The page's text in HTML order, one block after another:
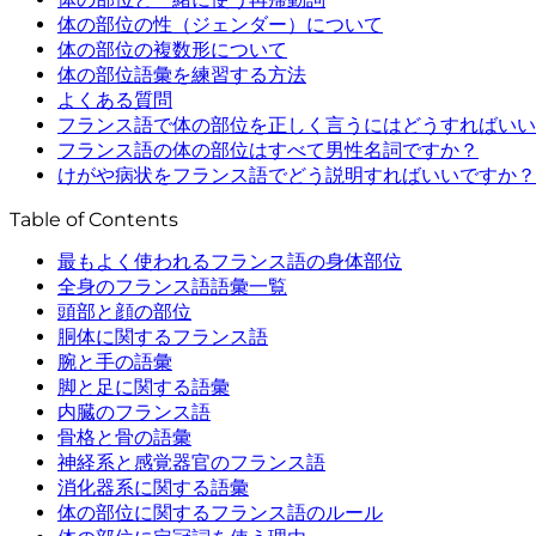
体の部位の性（ジェンダー）について
体の部位の複数形について
体の部位語彙を練習する方法
よくある質問
フランス語で体の部位を正しく言うにはどうすればい
フランス語の体の部位はすべて男性名詞ですか？
けがや病状をフランス語でどう説明すればいいですか？
Table of Contents
最もよく使われるフランス語の身体部位
全身のフランス語語彙一覧
頭部と顔の部位
胴体に関するフランス語
腕と手の語彙
脚と足に関する語彙
内臓のフランス語
骨格と骨の語彙
神経系と感覚器官のフランス語
消化器系に関する語彙
体の部位に関するフランス語のルール